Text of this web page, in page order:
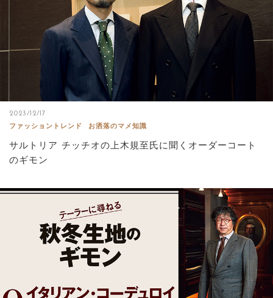
2023/12/17
ファッショントレンド
お洒落のマメ知識
サルトリア チッチオの上木規至氏に聞くオーダーコート
のギモン